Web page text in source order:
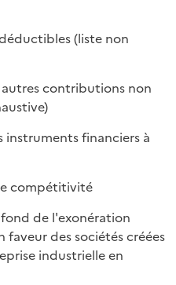
(liste non
autres contributions non
instruments financiers à
compétitivité
de l'exonération
des sociétés créées
industrielle en